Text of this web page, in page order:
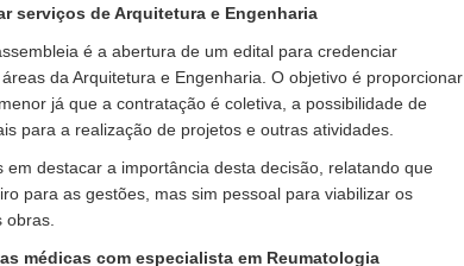
serviços de Arquitetura e Engenharia
é a abertura de um edital para credenciar
da Arquitetura e Engenharia. O objetivo é proporcionar
já que a contratação é coletiva, a possibilidade de
para a realização de projetos e outras atividades.
em destacar a importância desta decisão, relatando que
para as gestões, mas sim pessoal para viabilizar os
médicas com especialista em Reumatologia